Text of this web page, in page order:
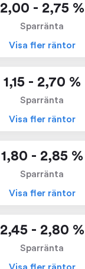
2,00 - 2,75 %
Sparränta
Visa fler räntor
1,15 - 2,70 %
Sparränta
Visa fler räntor
1,80 - 2,85 %
Sparränta
Visa fler räntor
2,45 - 2,80 %
Sparränta